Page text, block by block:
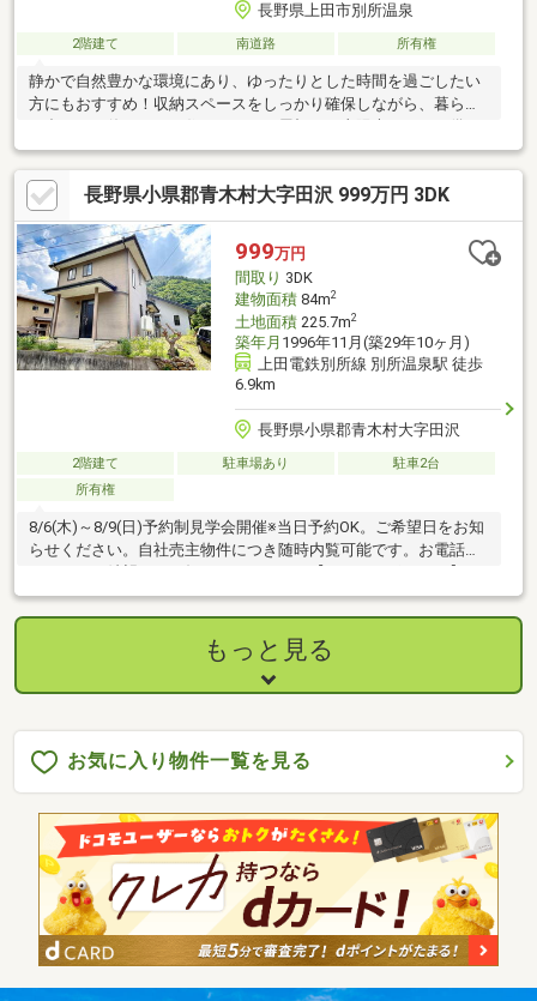
長野県上田市別所温泉
2階建て 南道路 所有権
静かで自然豊かな環境にあり、ゆったりとした時間を過ごしたい
方にもおすすめ！収納スペースをしっかり確保しながら、暮らし
え、日々の暮らしにも嬉しいポイント♪北向観音まで約750m、別
所温泉駅まで約1，100mと、別所温泉巡りや街歩きを気軽に楽し
める立地も魅力です。自然と温泉を身近に感じながら、心豊かな
暮らしを始めてみませんか♪（備考：土砂災害警戒区域（イエロー
ゾーン）、駐車可能台数0台、契約不適合責任免責、太陽光5.5kw
搭載、令和8年度固定資産税・都市計画税34，829円）
長野県小県郡青木村大字田沢 999万円 3DK
999万円
間取り 3DK
建物面積84m2
土地面積225.7m2
築年月 1996年11月(築29年10ヶ月)
上田電鉄別所線 別所温泉駅 徒歩
6.9km
長野県小県郡青木村大字田沢
2階建て 駐車場あり
駐車2台
所有権
8/6(木)～8/9(日)予約制見学会開催※当日予約OK。ご希望日をお知
らせください。自社売主物件につき随時内覧可能です。お電話か
本物件は条件により住宅ローン減税が適用されます。・雨漏り、
構造上主要な部分の欠陥や・腐食、給排水管の故障や漏水につい
てお引渡しより２年間保証。・シロアリ防除工事施工後5年間保
もっと見る
お気に入り物件一覧を見る